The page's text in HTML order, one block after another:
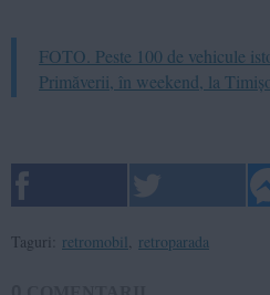
FOTO. Peste 100 de vehicule
Primăverii, în weekend, la
Taguri: retromobil retroparada